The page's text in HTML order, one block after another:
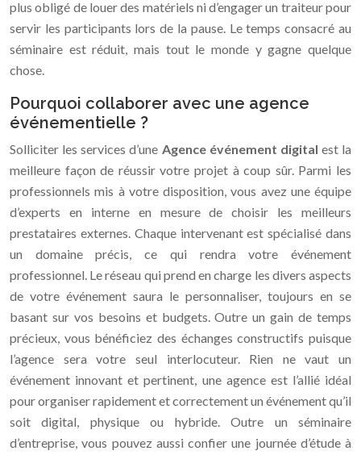
plus obligé de louer des matériels ni d’engager un traiteur pour
servir les participants lors de la pause. Le temps consacré au
séminaire est réduit, mais tout le monde y gagne quelque
chose.
Pourquoi collaborer avec une agence
événementielle ?
Solliciter les services d’une Agence événement digital est la
meilleure façon de réussir votre projet à coup sûr. Parmi les
professionnels mis à votre disposition, vous avez une équipe
d’experts en interne en mesure de choisir les meilleurs
prestataires externes. Chaque intervenant est spécialisé dans
un domaine précis, ce qui rendra votre événement
professionnel. Le réseau qui prend en charge les divers aspects
de votre événement saura le personnaliser, toujours en se
basant sur vos besoins et budgets. Outre un gain de temps
précieux, vous bénéficiez des échanges constructifs puisque
l’agence sera votre seul interlocuteur. Rien ne vaut un
événement innovant et pertinent, une agence est l’allié idéal
pour organiser rapidement et correctement un événement qu’il
soit digital, physique ou hybride. Outre un séminaire
d’entreprise, vous pouvez aussi confier une journée d’étude à